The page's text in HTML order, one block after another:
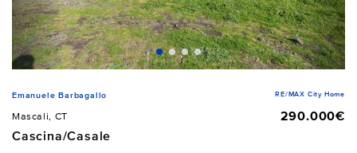
Emanuele Barbagallo RE/MAX City Home
Mascali, CT
290.000€
Cascina/Casale